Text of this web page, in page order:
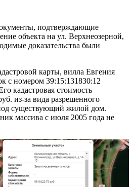
подтверждающие
объекта на ул. Верхнеозерной,
доказательства были
карты, вилла Евгения
с номером 39:15:131830:12
кадастровая стоимость
из-за вида разрешенного
существующий жилой дом.
массива с июля 2005 года не